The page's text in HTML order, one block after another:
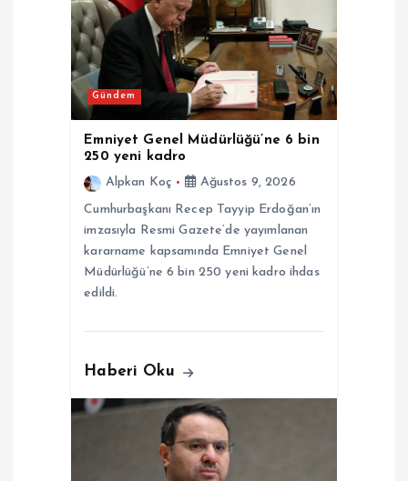
Gündem
Emniyet Genel Müdürlüğü’ne 6 bin
250 yeni kadro
Alpkan Koç
Ağustos 9, 2026
Cumhurbaşkanı Recep Tayyip Erdoğan’ın
imzasıyla Resmi Gazete’de yayımlanan
kararname kapsamında Emniyet Genel
Müdürlüğü’ne 6 bin 250 yeni kadro ihdas
edildi.
Haberi Oku